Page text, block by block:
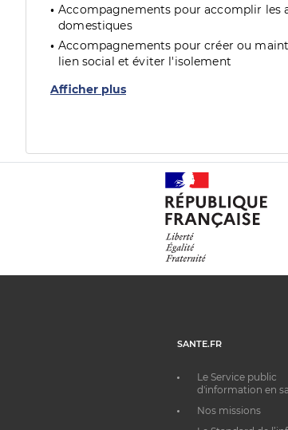
Accompagnements pour accomplir les
domestiques
Accompagnements pour créer ou
lien social et éviter l'isolement
Afficher plus
SANTE.FR
Le Service public
d'information en
Nos missions